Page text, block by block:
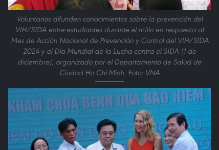
Voluntarios difunden conocimientos sobre la prevención del
VIH/SIDA entre estudiantes durante el mitin en respuesta al
Mes de Acción Nacional de Prevención y Control del VIH/SIDA
2024 y al Día Mundial de la Lucha contra el SIDA (1 de
diciembre), organizado por el Departamento de Salud de
Ciudad Ho Chi Minh. Foto: VNA